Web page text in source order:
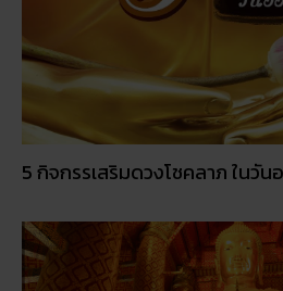
5 กิจกรรเสริมดวงโชคลาภ ในวั